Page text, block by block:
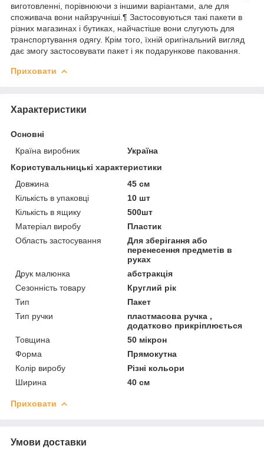
виготовленні, порівнюючи з іншими варіантами, але для
споживача вони найзручніші.¶ Застосовуються такі пакети в
різних магазинах і бутиках, найчастіше вони слугують для
транспортування одягу. Крім того, їхній оригінальний вигляд
дає змогу застосовувати пакет і як подарункове паковання.
Приховати
Характеристики
Основні
Країна виробник
Україна
Користувальницькі характеристики
Довжина
45 см
Кількість в упаковці
10 шт
Кількість в ящику
500шт
Матеріал виробу
Пластик
Область застосування
Для зберігання або
перенесення предметів в
руках
Друк малюнка
абстракція
Сезонність товару
Круглий рік
Тип
Пакет
Тип ручки
пластмасова ручка ,
додатково прикріплюється
Товщина
50 мікрон
Форма
Прямокутна
Колір виробу
Різні кольори
Ширина
40 см
Приховати
Умови доставки